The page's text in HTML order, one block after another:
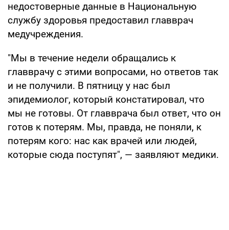
недостоверные данные в Национальную
службу здоровья предоставил главврач
медучреждения.
"Мы в течение недели обращались к
главврачу с этими вопросами, но ответов так
и не получили. В пятницу у нас был
эпидемиолог, который констатировал, что
мы не готовы. От главврача был ответ, что он
готов к потерям. Мы, правда, не поняли, к
потерям кого: нас как врачей или людей,
которые сюда поступят", — заявляют медики.